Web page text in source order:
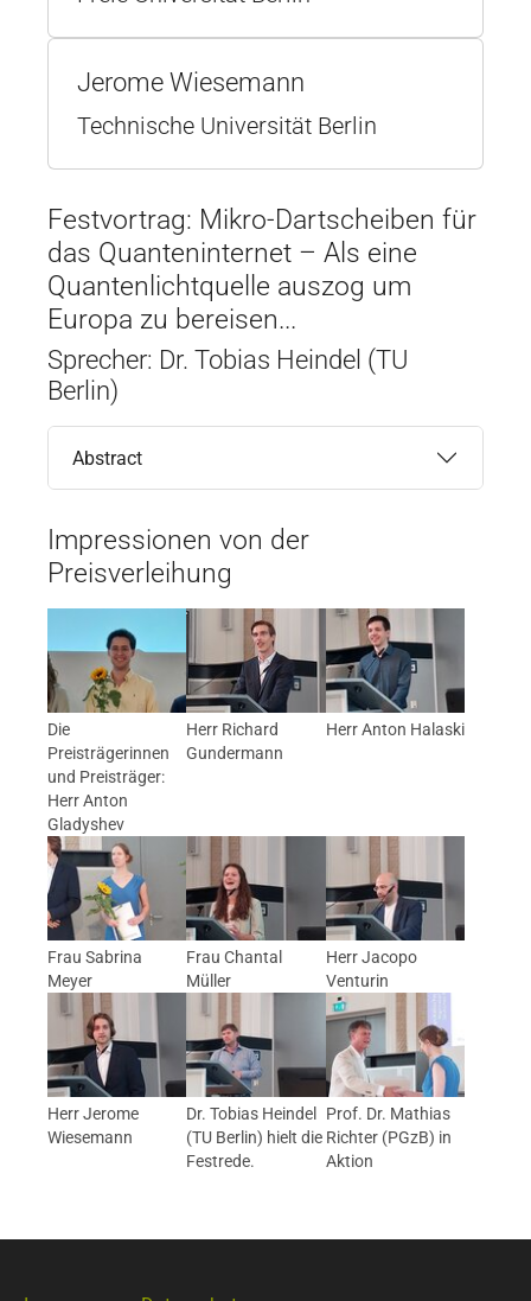
Jerome Wiesemann
Technische Universität Berlin
Festvortrag: Mikro-Dartscheiben für
das Quanteninternet – Als eine
Quantenlichtquelle auszog um
Europa zu bereisen...
Sprecher: Dr. Tobias Heindel (TU
Berlin)
Abstract
Impressionen von der
Preisverleihung
Die
Preisträgerinnen
und Preisträger:
Herr Anton
Gladyshev
Herr Richard
Gundermann
Herr Anton Halaski
Frau Sabrina
Meyer
Frau Chantal
Müller
Herr Jacopo
Venturin
Herr Jerome
Wiesemann
Dr. Tobias Heindel
(TU Berlin) hielt die
Festrede.
Prof. Dr. Mathias
Richter (PGzB) in
Aktion